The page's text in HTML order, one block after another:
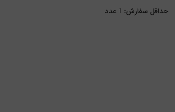
حداقل سفارش: 1 عدد